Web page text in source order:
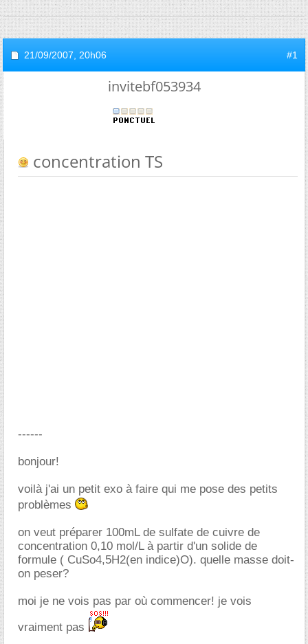
21/09/2007, 20h06 #1
invitebf053934
concentration TS
------
bonjour!
voilà j'ai un petit exo à faire qui me pose des petits
problèmes
on veut préparer 100mL de sulfate de cuivre de
concentration 0,10 mol/L à partir d'un solide de
formule ( CuSo4,5H2(en indice)O). quelle masse doit-
on peser?
moi je ne vois pas par où commencer! je vois
vraiment pas